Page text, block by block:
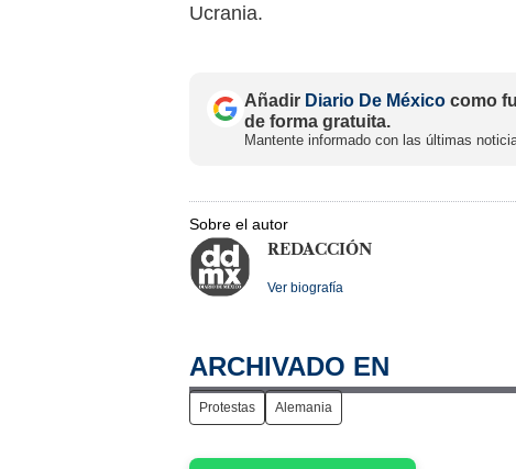
Ucrania.
Añadir Diario De México como
de forma gratuita.
Mantente informado con las últimas
Sobre el autor
REDACCIÓN
Ver biografía
ARCHIVADO EN
Protestas Alemania